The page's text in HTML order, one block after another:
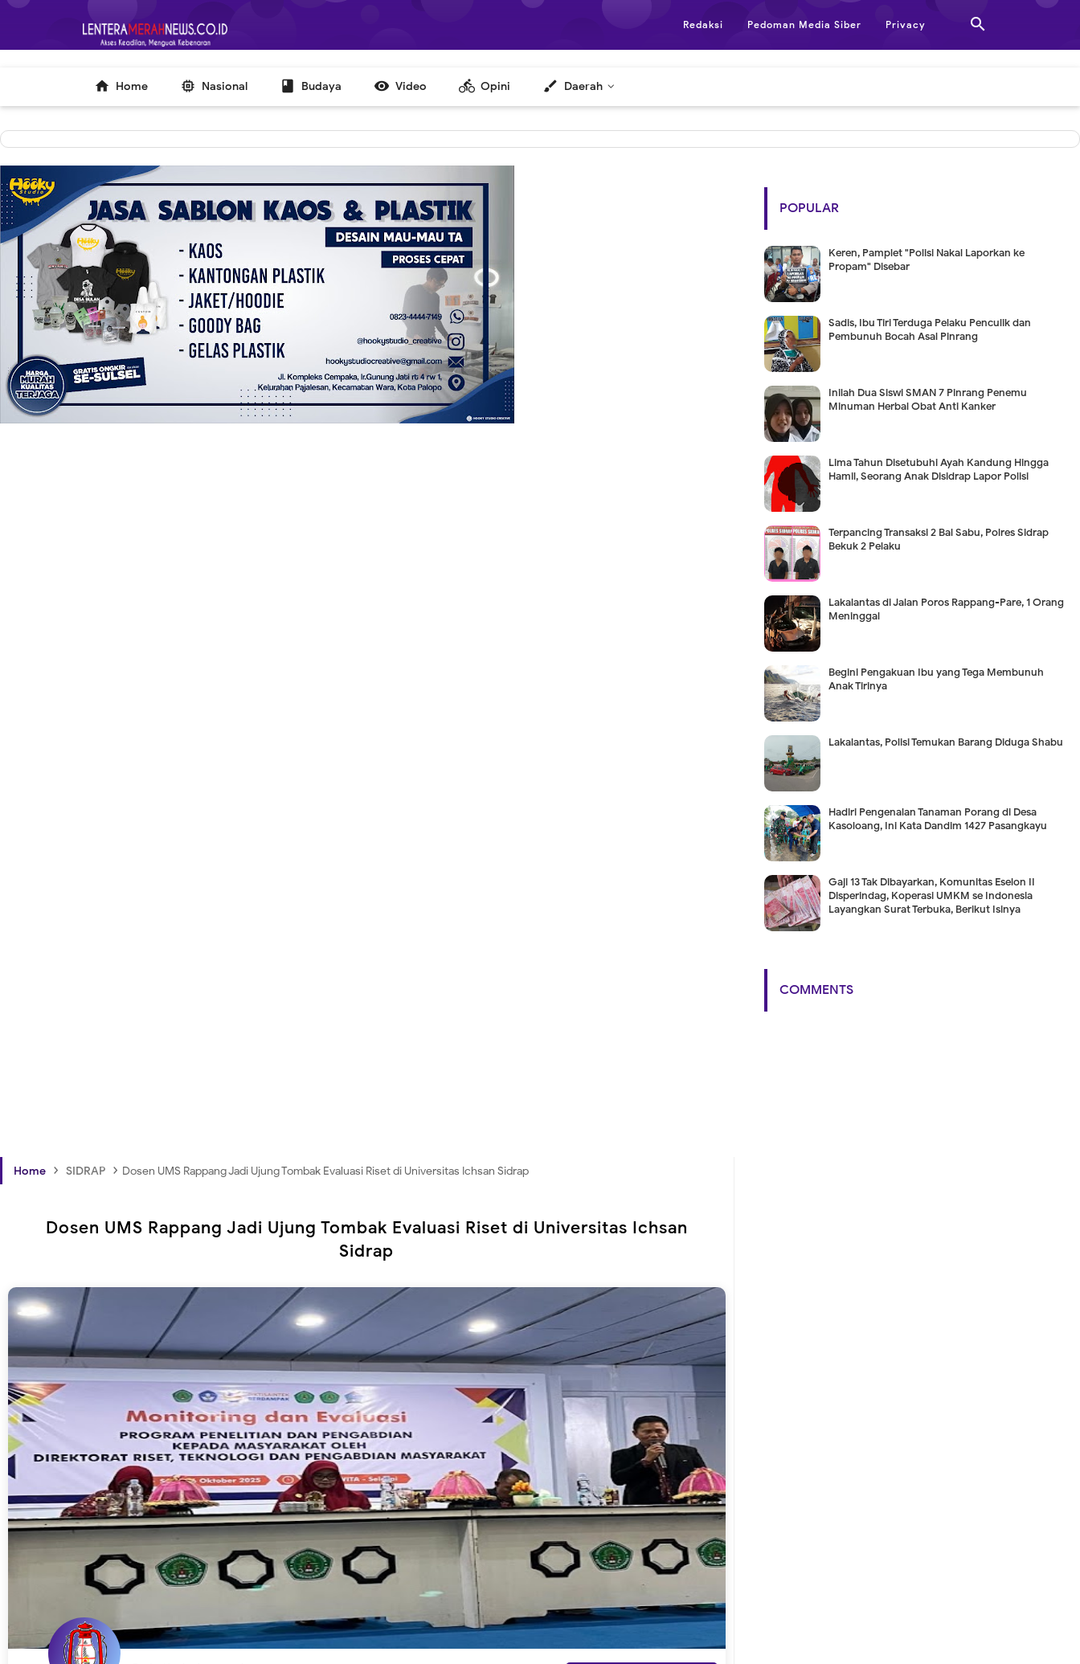
-->

Redaksi Pedoman Media Siber Privacy
 Home  Nasional  Budaya  Video directions_bike Opini brush Daerah
Home › SIDRAP › Dosen UMS Rappang Jadi Ujung Tombak Evaluasi Riset di Universitas Ichsan Sidrap
Dosen UMS Rappang Jadi Ujung Tombak Evaluasi Riset di Universitas Ichsan
Sidrap
POPULAR
Keren, Pamplet "Polisi Nakal Laporkan ke
Propam" Disebar
Sadis, Ibu Tiri Terduga Pelaku Penculik dan
Pembunuh Bocah Asal Pinrang
Inilah Dua Siswi SMAN 7 Pinrang Penemu
Minuman Herbal Obat Anti Kanker
Lima Tahun Disetubuhi Ayah Kandung Hingga
Hamil, Seorang Anak Disidrap Lapor Polisi
Terpancing Transaksi 2 Bal Sabu, Polres Sidrap
Bekuk 2 Pelaku
Lakalantas di Jalan Poros Rappang-Pare, 1 Orang
Meninggal
Begini Pengakuan Ibu yang Tega Membunuh
Anak Tirinya
Lakalantas, Polisi Temukan Barang Diduga Shabu
Hadiri Pengenalan Tanaman Porang di Desa
Kasoloang, Ini Kata Dandim 1427 Pasangkayu
Gaji 13 Tak Dibayarkan, Komunitas Eselon II
Disperindag, Koperasi UMKM se Indonesia
Layangkan Surat Terbuka, Berikut Isinya
COMMENTS